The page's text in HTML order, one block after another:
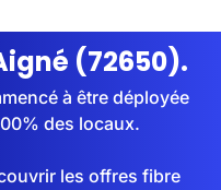
(72650).
à être déployée
des locaux.
les offres fibre